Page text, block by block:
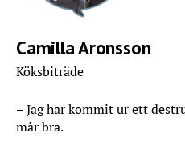
Camilla Aronsson
Köksbiträde
– Jag har kommit ur ett
mår bra.